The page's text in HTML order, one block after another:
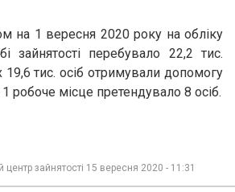
на 1 вересня 2020 року на обліку
зайнятості перебувало 22,2 тис.
19,6 тис. осіб отримували допомогу
робоче місце претендувало 8 осіб.
зайнятості 15 вересня 2020 - 11:31